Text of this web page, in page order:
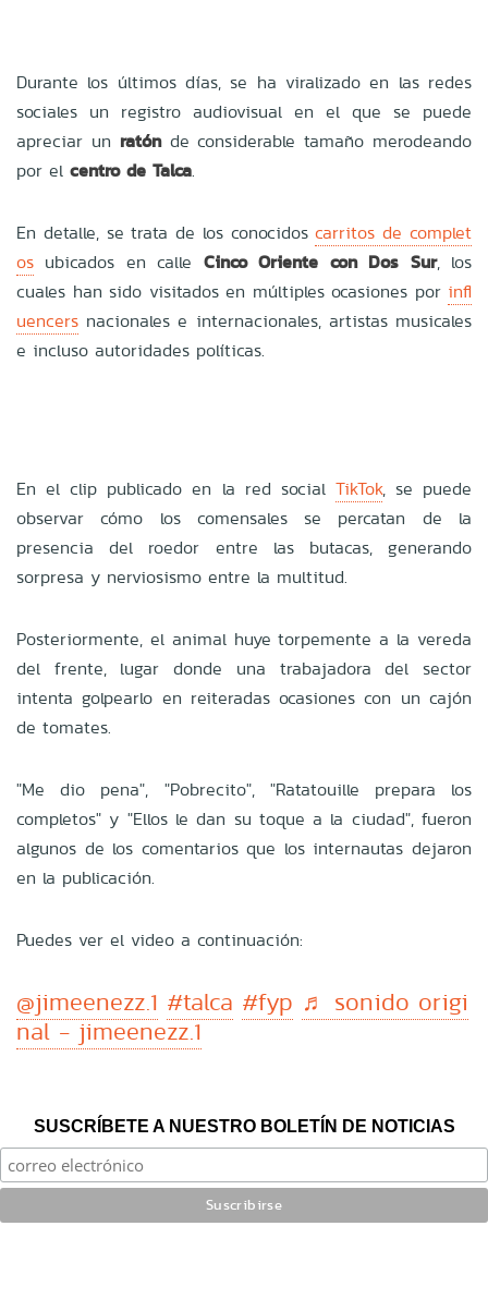
Durante los últimos días, se ha viralizado en las redes
sociales un registro audiovisual en el que se puede
apreciar un ratónde considerable tamaño merodeando
por el centro de Talca.
En detalle, se trata de los conocidoscarritos de complet
os ubicados en calle Cinco Oriente con Dos Sur, los
cuales han sido visitados en múltiples ocasiones por infl
uencers nacionales e internacionales, artistas musicales
e incluso autoridades políticas.
En el clip publicado en la red social TikTok, se puede
observar cómo los comensales se percatan de la
presencia del roedor entre las butacas, generando
sorpresa y nerviosismo entre la multitud.
Posteriormente, el animal huye torpemente a la vereda
del frente, lugar donde una trabajadora del sector
intenta golpearlo en reiteradas ocasiones con un cajón
de tomates.
"Me dio pena", "Pobrecito", "Ratatouille prepara los
completos" y "Ellos le dan su toque a la ciudad", fueron
algunos de los comentarios que los internautas dejaron
en la publicación.
Puedes ver el video a continuación:
@jimeenezz.1 #talca #fyp ♬ sonido origi
nal - jimeenezz.1
SUSCRÍBETE A NUESTRO BOLETÍN DE NOTICIAS